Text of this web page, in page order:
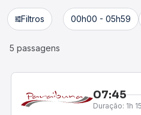
Filtros 00h00 - 05h59
5 passagens
07:45
Duração: 1h